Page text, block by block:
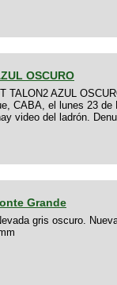
OSCURO
TALON2 AZUL
CABA, el lunes 23 de
video del ladrón.
Grande
gris oscuro.